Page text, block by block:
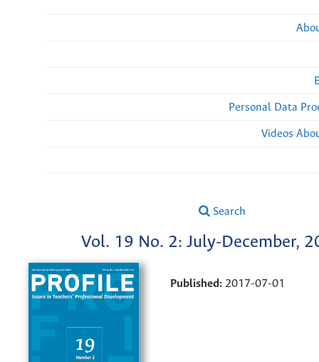
Personal Data
Videos
Search
Vol. 19 No. 2: July-December,
Published: 2017-07-01